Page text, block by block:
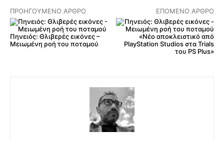
ΠΡΟΗΓΟΎΜΕΝΟ ΆΡΘΡΟ
Πηνειός: Θλιβερές εικόνες –
Μειωμένη ροή του ποταμού
ΕΠΌΜΕΝΟ ΆΡΘΡΟ
«Νέο αποκλειστικό από
PlayStation Studios στα Trials
του PS Plus»